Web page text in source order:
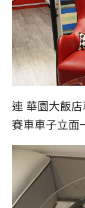
連 華園大飯
賽車車子立面